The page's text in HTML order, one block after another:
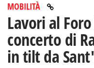
MOBILITÀ
Lavori al
concerto di
in tilt da